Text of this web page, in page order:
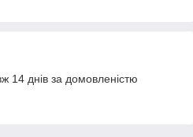
14 днів за домовленістю